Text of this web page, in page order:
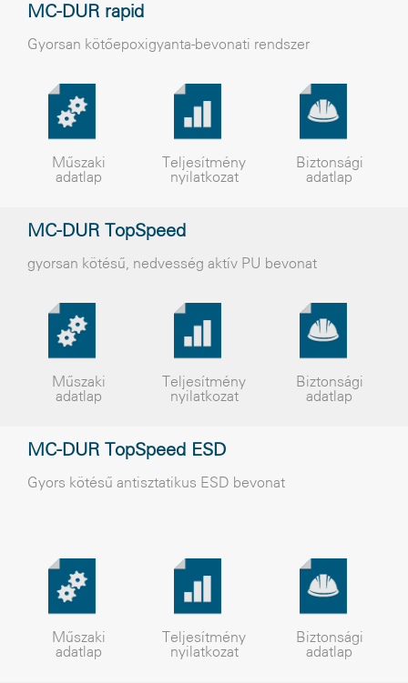
MC-DUR rapid
Gyorsan kötõepoxigyanta-bevonati rendszer
Műszaki
adatlap
Teljesítmény
nyilatkozat
Biztonsági
adatlap
MC-DUR TopSpeed
gyorsan kötésű, nedvesség aktív PU bevonat
Műszaki
adatlap
Teljesítmény
nyilatkozat
Biztonsági
adatlap
MC-DUR TopSpeed ESD
Gyors kötésű antisztatikus ESD bevonat
Műszaki
adatlap
Teljesítmény
nyilatkozat
Biztonsági
adatlap